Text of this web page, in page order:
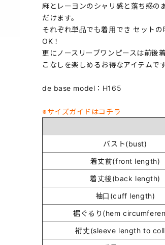
麻とレーヨンのシャリ感と落ち感の
だけます。
それぞれ単品でも着用でき セット
OK！
更にノースリーブワンピースは前後
こなしを楽しめるお得なアイテムで
de base model：H165
※サイズガイドはコチラ
バスト(bust)
着丈前(front length)
着丈後(back length)
袖口(cuff length)
裾ぐるり(hem
裄丈(sleeve length to